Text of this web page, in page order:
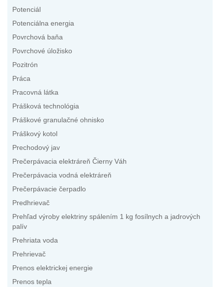
Potenciál
Potenciálna energia
Povrchová baňa
Povrchové úložisko
Pozitrón
Práca
Pracovná látka
Prášková technológia
Práškové granulačné ohnisko
Práškový kotol
Prechodový jav
Prečerpávacia elektráreň Čierny Váh
Prečerpávacia vodná elektráreň
Prečerpávacie čerpadlo
Predhrievač
Prehľad výroby elektriny spálením 1 kg fosílnych a jadrových
palív
Prehriata voda
Prehrievač
Prenos elektrickej energie
Prenos tepla